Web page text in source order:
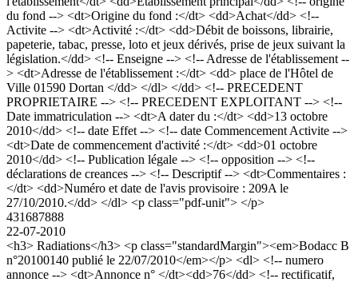
du fond --> <dt>Origine du fond :</dt> <dd>Achat</dd> <!--
Activite --> <dt>Activité :</dt> <dd>Débit de boissons, librairie,
papeterie, tabac, presse, loto et jeux dérivés, prise de jeux suivant la
législation.</dd> <!-- Enseigne --> <!-- Adresse de l'établissement --
> <dt>Adresse de l'établissement :</dt> <dd> place de l'Hôtel de
Ville 01590 Dortan </dd> </dl> </dd> <!-- PRECEDENT
PROPRIETAIRE --> <!-- PRECEDENT EXPLOITANT --> <!--
Date immatriculation --> <dt>A dater du :</dt> <dd>13 octobre
2010</dd> <!-- date Effet --> <!-- date Commencement Activite -->
<dt>Date de commencement d'activité :</dt> <dd>01 octobre
2010</dd> <!-- Publication légale --> <!-- opposition --> <!--
déclarations de creances --> <!-- Descriptif --> <dt>Commentaires :
</dt> <dd>Numéro et date de l'avis provisoire : 209A le
27/10/2010.</dd> </dl> <p class="pdf-unit"> </p>
431687888
22-07-2010
<h3> Radiations</h3> <p class="standardMargin"><em>Bodacc B
n°20100140 publié le 22/07/2010</em></p> <dl> <!-- numero
annonce --> <dt>Annonce n° </dt><dd>76</dd> <!-- rectificatif,